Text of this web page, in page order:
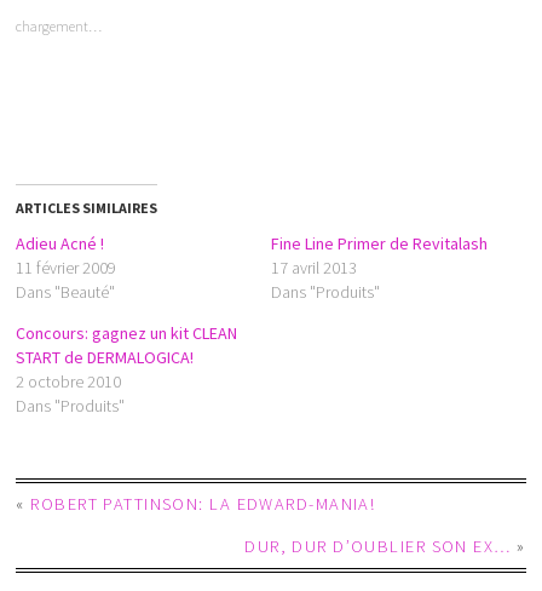
chargement…
ARTICLES SIMILAIRES
Adieu Acné !
11 février 2009
Dans "Beauté"
Fine Line Primer de Revitalash
17 avril 2013
Dans "Produits"
Concours: gagnez un kit CLEAN
START de DERMALOGICA!
2 octobre 2010
Dans "Produits"
« ROBERT PATTINSON: LA EDWARD-MANIA!
DUR, DUR D’OUBLIER SON EX… »